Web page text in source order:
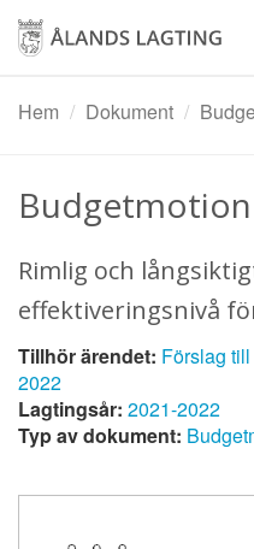
Hoppa
huvudinnehåll
Hem
Dokument
Rimlig och
effektiveringsnivå
Tillhör ärendet: Förslag
2022
Lagtingsår: 2021-2022
Typ av dokument: